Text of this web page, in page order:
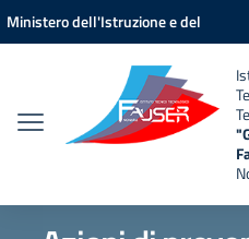
Vai ai contenuti
Vai al menu di navigazione
Vai al footer
Ministero dell'Istruzione e del